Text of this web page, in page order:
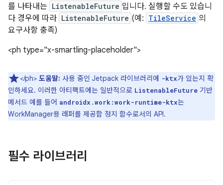
를 나타내는 ListenableFuture 입니다. 실행할 수도 있습니
다 경우에 따라 ListenableFuture (예: TileService 의
요구사항 충족)
<ph type="x-smartling-placeholder">
</ph> 도움말: 사용 중인 Jetpack 라이브러리에 -ktx가 있는지 확
인하세요. 이러한 아티팩트에는 일반적으로 ListenableFuture 기반
메서드 예를 들어 androidx.work:work-runtime-ktx는
WorkManager용 래퍼를 제공함 정지 함수로서의 API.
필수 라이브러리